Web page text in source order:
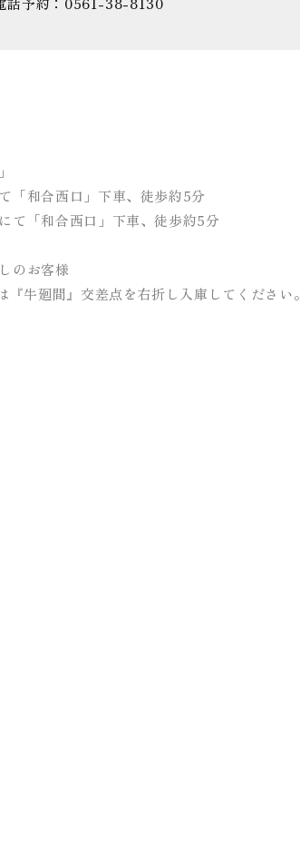
「和合西口」下車、徒歩約5分
て「和合西口」下車、徒歩約5分
のお客様
牛廻間』交差点を右折し入庫してください。